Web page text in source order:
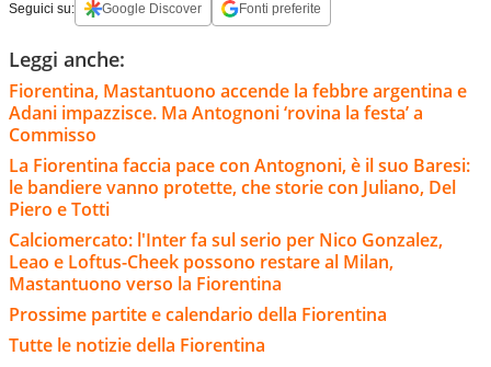
Seguici su: Google Discover Fonti preferite
Leggi anche:
Fiorentina, Mastantuono accende la febbre argentina e
Adani impazzisce. Ma Antognoni ‘rovina la festa’ a
Commisso
La Fiorentina faccia pace con Antognoni, è il suo Baresi:
le bandiere vanno protette, che storie con Juliano, Del
Piero e Totti
Calciomercato: l'Inter fa sul serio per Nico Gonzalez,
Leao e Loftus-Cheek possono restare al Milan,
Mastantuono verso la Fiorentina
Prossime partite e calendario della Fiorentina
Tutte le notizie della Fiorentina